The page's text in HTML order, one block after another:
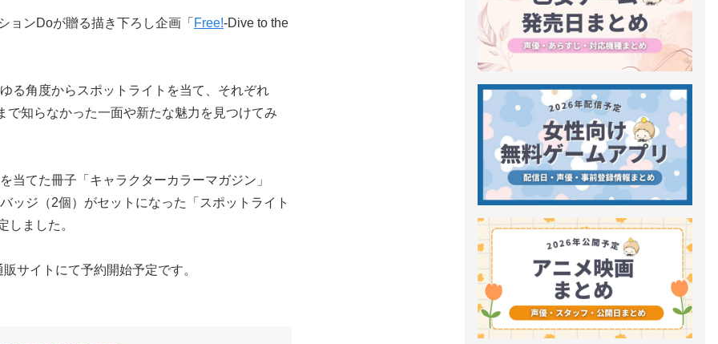
ョンDoが贈る描き下ろし企画「 Free!-Dive to the
る角度からスポットライトを当て、それぞれ
で知らなかった一面や新たな魅力を見つけてみ
当てた冊子「キャラクターカラーマガジン」
ッジ（2個）がセットになった「スポットライト
しました。
サイトにて予約開始予定です。